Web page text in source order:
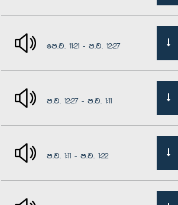
පෙ.ව. 11:21 - ප.ව. 12:27
ප.ව. 12:27 - ප.ව. 1:11
ප.ව. 1:11 - ප.ව. 1:22